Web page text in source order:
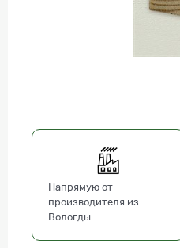
Напрямую от
производителя из
Вологды